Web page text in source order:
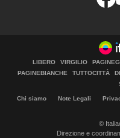
LIBERO VIRGILIO
PAGINEBIANCHE
TUTTOCITTÀ
Chi siamo Note Legali
©
Direzione e